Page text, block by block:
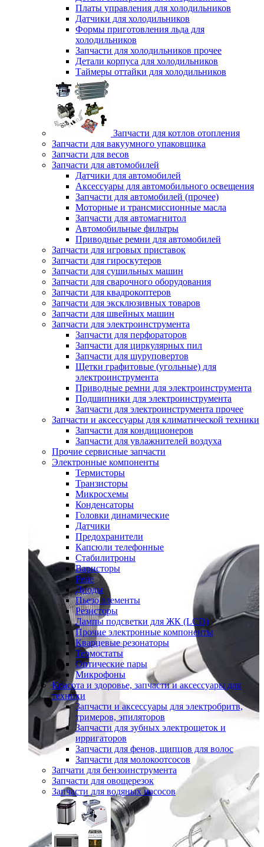
Платы управления для холодильников
Датчики для холодильников
Формы приготовления льда для
холодильников
Запчасти для холодильников прочее
Детали корпуса для холодильников
Таймеры оттайки для холодильников
Запчасти для котлов отопления
Запчасти для вакуумного упаковщика
Запчасти для весов
Запчасти для автомобилей
Датчики для автомобилей
Аксессуары для автомобильного освещения
Запчасти для автомобилей (прочее)
Моторные и трансмиссионные масла
Запчасти для автомагнитол
Автомобильные фильтры
Приводные ремни для автомобилей
Запчасти для игровых приставок
Запчасти для гироскутеров
Запчасти для сушильных машин
Запчасти для сварочного оборудования
Запчасти для квадрокоптеров
Запчасти для эксклюзивных товаров
Запчасти для швейных машин
Запчасти для электроинструмента
Запчасти для перфораторов
Запчасти для циркулярных пил
Запчасти для шуруповертов
Щетки графитовые (угольные) для
электроинструмента
Приводные ремни для электроинструмента
Подшипники для электроинструмента
Запчасти для электроинструмента прочее
Запчасти и аксессуары для климатической техники
Запчасти для кондиционеров
Запчасти для увлажнителей воздуха
Прочие сервисные запчасти
Электронные компоненты
Термисторы
Транзисторы
Микросхемы
Конденсаторы
Головки динамические
Датчики
Предохранители
Капсюли телефонные
Стабилитроны
Варисторы
Реле
Диоды
Пьезо элементы
Резисторы
Лампы подсветки для ЖК (LCD)
Прочие электронные компоненты
Кварцевые резонаторы
Термостаты
Оптические пары
Микрофоны
Красота и здоровье, запчасти и аксессуары для
техники
Запчасти и аксессуары для электробритв,
тримеров, эпиляторов
Запчасти для зубных электрощеток и
ирригаторов
Запчасти для фенов, щипцов для волос
Запчасти для молокоотсосов
Запчати для бензоинструмента
Запчасти для овощерезок
Запчасти для водяных насосов